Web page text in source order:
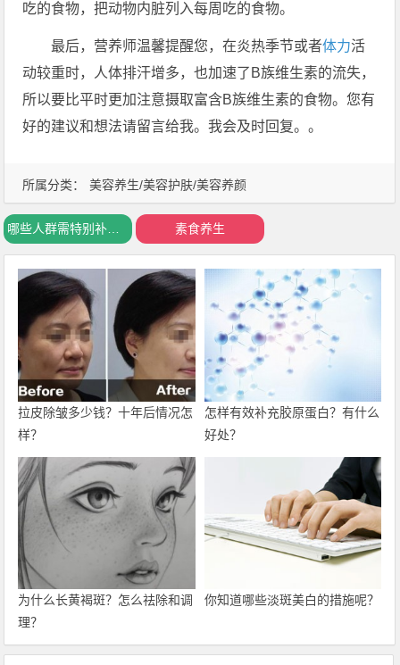
所属分类： 美容养生/美容护肤/美容养颜
吃的食物，把动物内脏列入每周吃的食物。
最后，营养师温馨提醒您，在炎热季节或者体力活
动较重时，人体排汗增多，也加速了B族维生素的流失，
所以要比平时更加注意摄取富含B族维生素的食物。您有
好的建议和想法请留言给我。我会及时回复。。
素食养生
拉皮除皱多少钱？十年后情况怎
样？
怎样有效补充胶原蛋白？有什么
好处？
为什么长黄褐斑？怎么祛除和调
理？
你知道哪些淡斑美白的措施呢？